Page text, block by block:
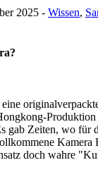
2025 - Wissen,
gab Zeiten, wo für
Kamera
doch wahre